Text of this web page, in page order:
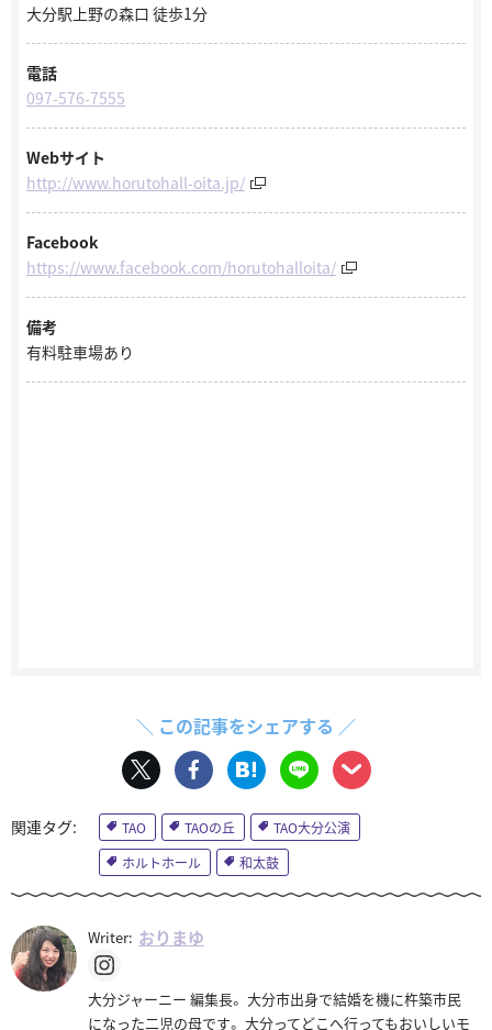
大分駅上野の森口 徒歩1分
電話
097-576-7555
Webサイト
http://www.horutohall-oita.jp/
Facebook
https://www.facebook.com/horutohalloita/
備考
有料駐車場あり
＼ この記事をシェアする ／
TAO TAOの丘
TAO大分公演
ホルトホール
和太鼓
Writer: おりまゆ
大分ジャーニー 編集長。 大分市出身で結婚を機に杵築市民
になった二児の母です。 大分ってどこへ行ってもおいしいモ